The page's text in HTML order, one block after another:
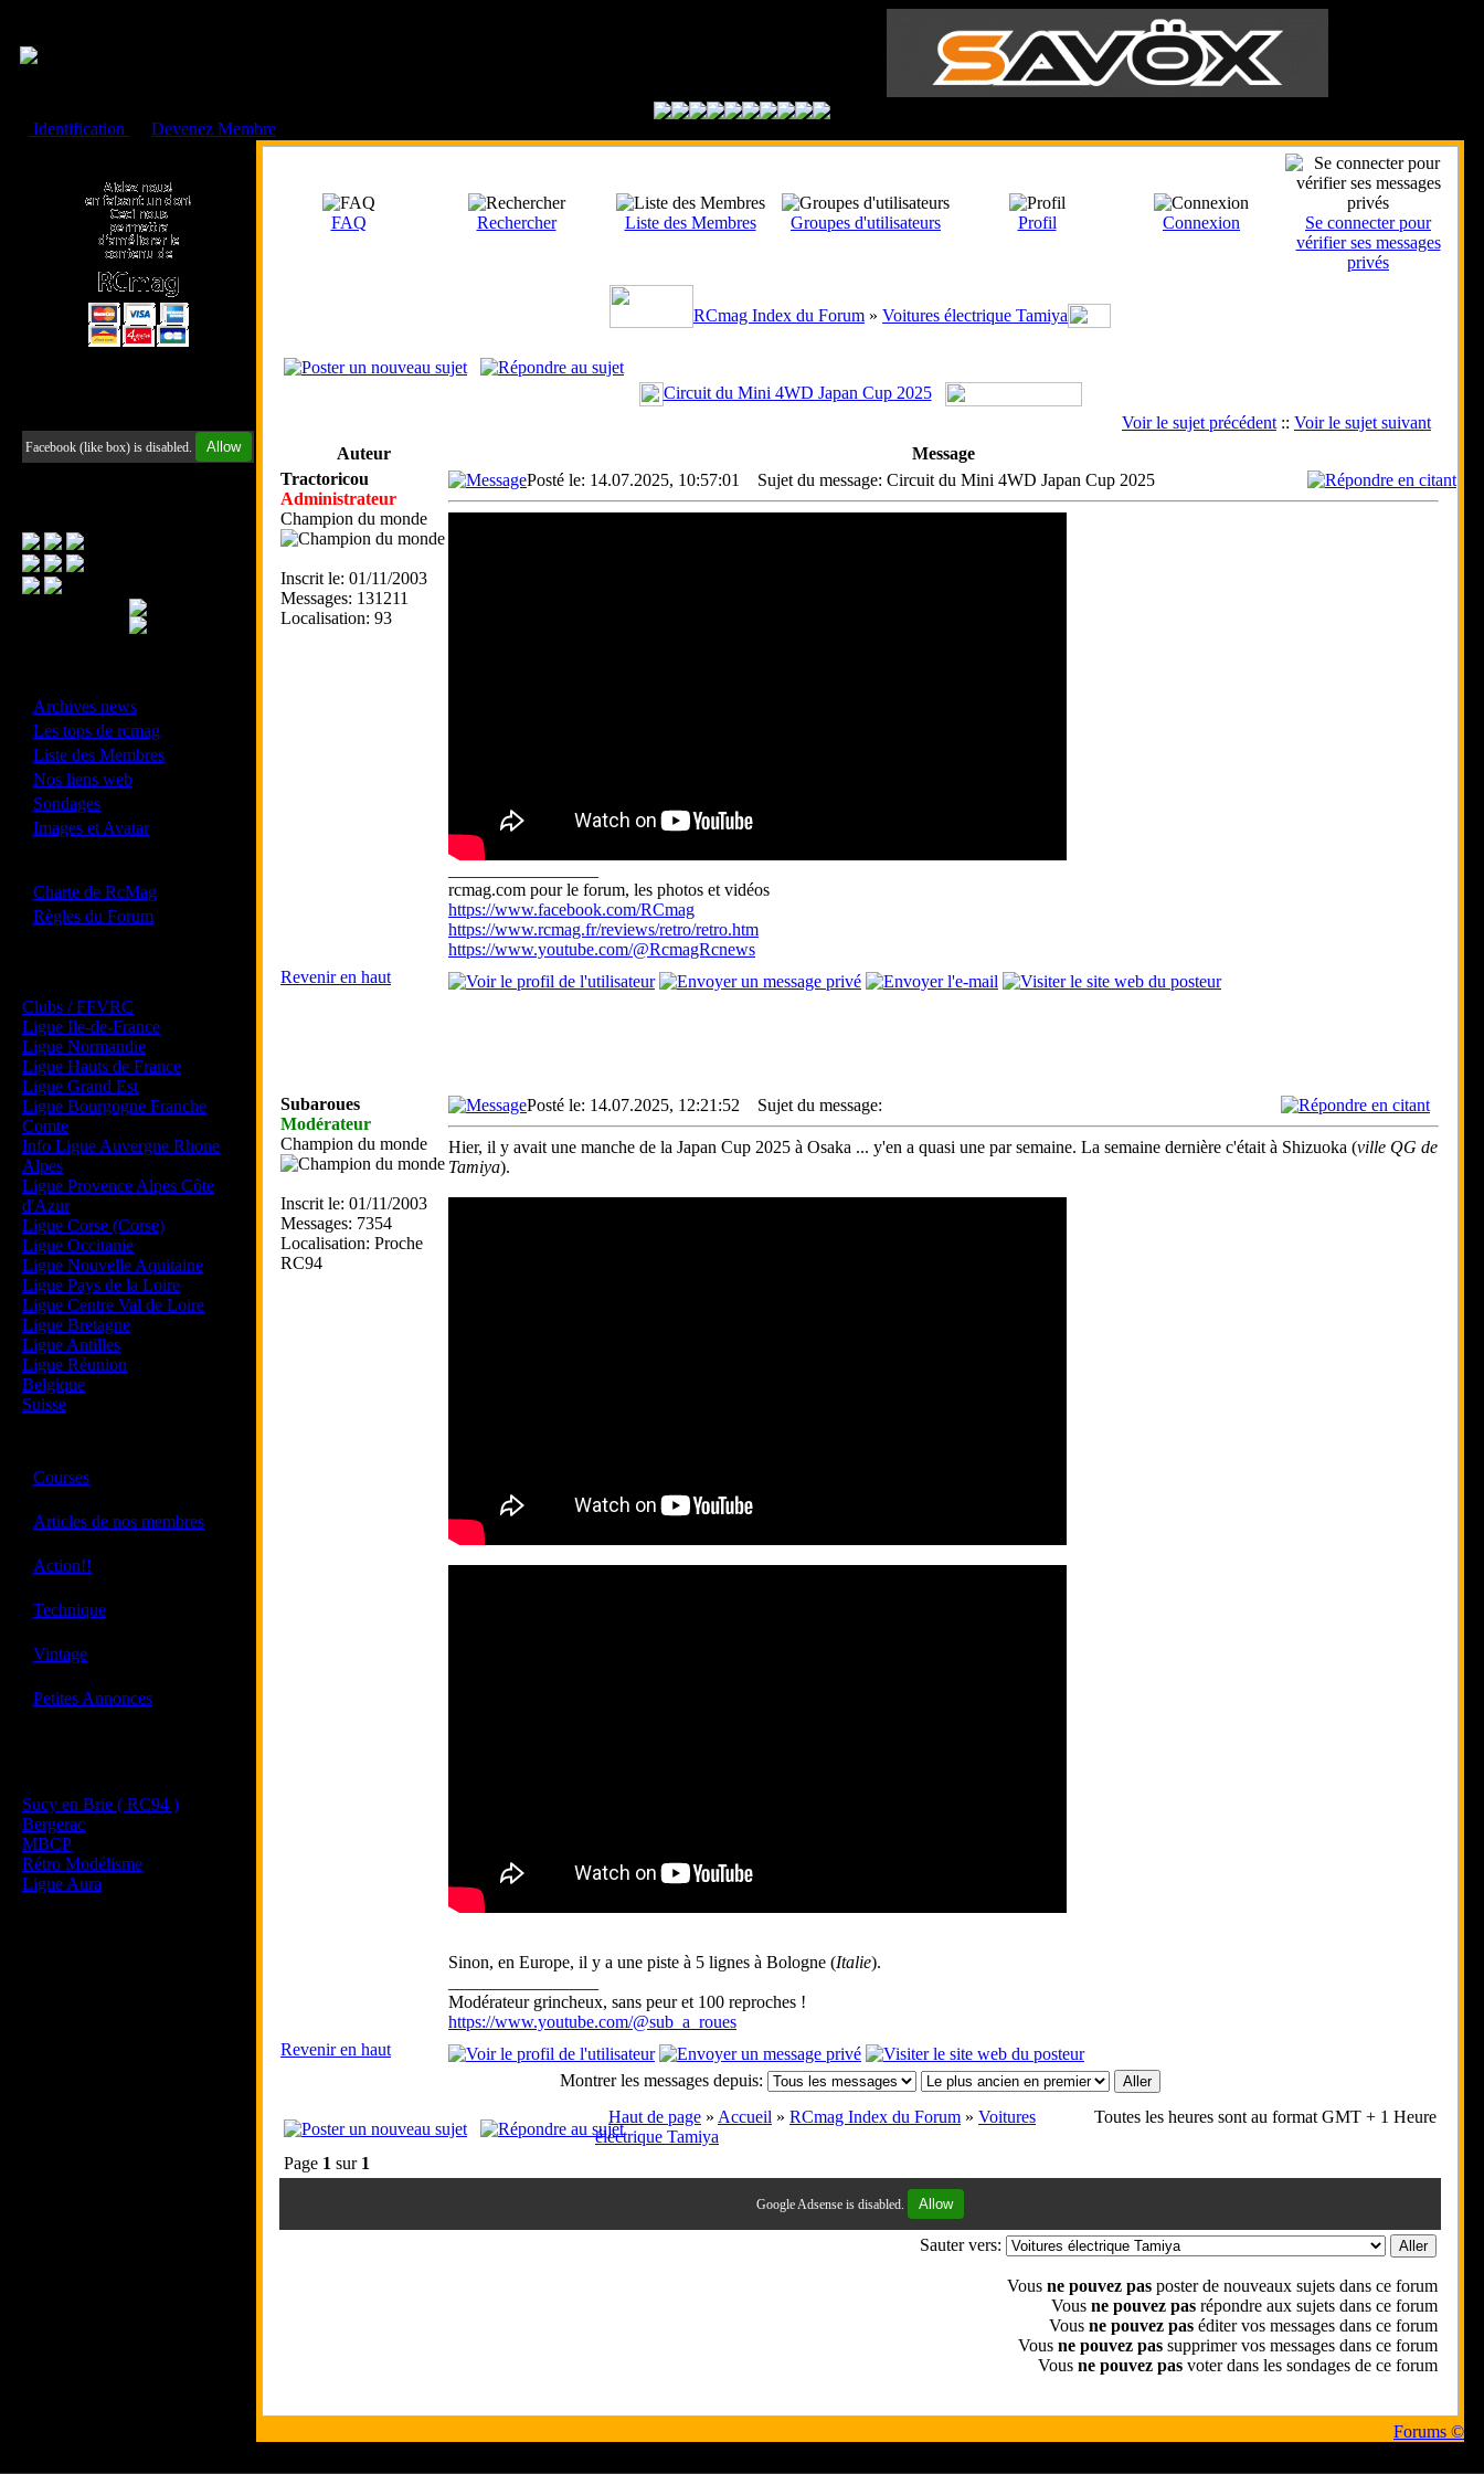
Identification Devenez Membre
Facebook (like box) is disabled. Allow
Archives news
Les tops de rcmag
Liste des Membres
Nos liens web
Sondages
Images et Avatar
Charte de RcMag
Règles du Forum
Clubs / FFVRC
Ligue Ile-de-France
Ligue Normandie
Ligue Hauts de France
Ligue Grand Est
Ligue Bourgogne Franche
Comte
Info Ligue Auvergne Rhone
Alpes
Ligue Provence Alpes Côte
d'Azur
Ligue Corse (Corse)
Ligue Occitanie
Ligue Nouvelle Aquitaine
Ligue Pays de la Loire
Ligue Centre Val de Loire
Ligue Bretagne
Ligue Antilles
Ligue Réunion
Belgique
Suisse
Courses
Articles de nos membres
Action!!
Technique
Vintage
Petites Annonces
Sucy en Brie ( RC94 )
Bergerac
MBCP
Rétro Modélisme
Ligue Aura
FAQ Rechercher Liste des Membres Groupes d'utilisateurs Profil Connexion
Se connecter pour
vérifier ses messages
privés
RCmag Index du Forum » Voitures électrique Tamiya
Circuit du Mini 4WD Japan Cup 2025
Voir le sujet précédent :: Voir le sujet suivant
Auteur
Message
Tractoricou
Administrateur
Champion du monde
Inscrit le: 01/11/2003
Messages: 131211
Localisation: 93
Posté le: 14.07.2025, 10:57:01 Sujet du message: Circuit du Mini 4WD Japan Cup 2025
rcmag.com pour le forum, les photos et vidéos
https://www.facebook.com/RCmag
https://www.rcmag.fr/reviews/retro/retro.htm
https://www.youtube.com/@RcmagRcnews
Revenir en haut
Subaroues
Modérateur
Champion du monde
Inscrit le: 01/11/2003
Messages: 7354
Localisation: Proche
RC94
Posté le: 14.07.2025, 12:21:52 Sujet du message:
Hier, il y avait une manche de la Japan Cup 2025 à Osaka ... y'en a quasi une par semaine. La semaine dernière c'était à Shizuoka (ville QG de
Tamiya).
Sinon, en Europe, il y a une piste à 5 lignes à Bologne (Italie).
Modérateur grincheux, sans peur et 100 reproches !
https://www.youtube.com/@sub_a_roues
Revenir en haut
Montrer les messages depuis:
Haut de page » Accueil » RCmag Index du Forum » Voitures
électrique Tamiya
Toutes les heures sont au format GMT + 1 Heure
Page 1 sur 1
Google Adsense is disabled. Allow
Sauter vers:
Vous ne pouvez pas poster de nouveaux sujets dans ce forum
Vous ne pouvez pas répondre aux sujets dans ce forum
Vous ne pouvez pas éditer vos messages dans ce forum
Vous ne pouvez pas supprimer vos messages dans ce forum
Vous ne pouvez pas voter dans les sondages de ce forum
Forums ©